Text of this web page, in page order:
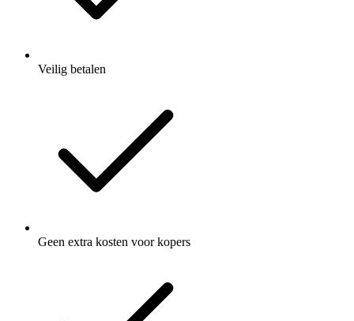
Veilig betalen
Geen extra kosten voor kopers